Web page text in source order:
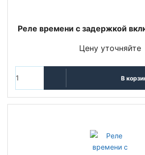
Реле времени с задержкой
Цену уточняйте
В